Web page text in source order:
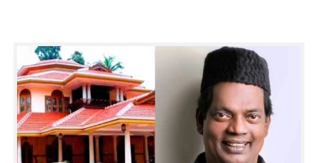
LITERATURE
ZOOM
CONTACT US